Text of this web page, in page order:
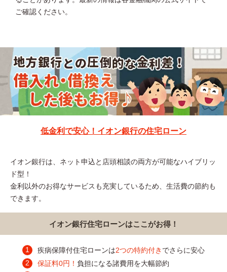
ご確認ください。
低金利で安心！イオン銀行の住宅ローン
イオン銀行は、ネット申込と店頭相談の両方が可能なハイブリッ
ド型！
金利以外のお得なサービスも充実しているため、生活費の節約も
できます。
イオン銀行住宅ローンはここがお得！
疾病保障付住宅ローンは2つの特約付き でさらに安心
保証料0円！ 負担になる諸費用を大幅節約